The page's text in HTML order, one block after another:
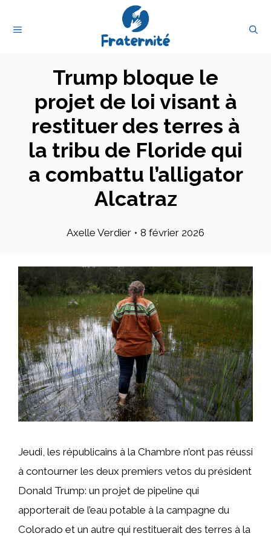
MENU
Trump bloque le
projet de loi visant à
restituer des terres à
la tribu de Floride qui
a combattu l’alligator
Alcatraz
Axelle Verdier • 8 février 2026
Jeudi, les républicains à la Chambre n’ont pas réussi
à contourner les deux premiers vetos du président
Donald Trump: un projet de pipeline qui
apporterait de l’eau potable à la campagne du
Colorado et un autre qui restituerait des terres à la